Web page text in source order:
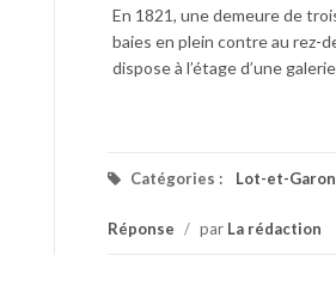
En 1821, une demeure de
baies en plein contre au rez-
dispose à l’étage d’une
Catégories : Lot-et-
Réponse / par La rédaction